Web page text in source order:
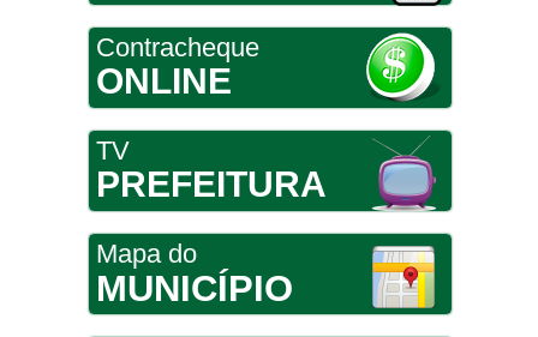
Contracheque
ONLINE
TV
PREFEITURA
Mapa do
MUNICÍPIO